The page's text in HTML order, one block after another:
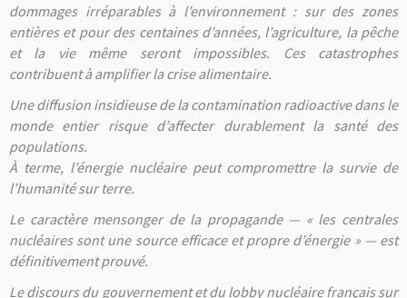
dommages irréparables à l’environnement : sur des zones
entières et pour des centaines d’années, l’agriculture, la pêche
et la vie même seront impossibles. Ces catastrophes
contribuent à amplifier la crise alimentaire.
Une diffusion insidieuse de la contamination radioactive dans le
monde entier risque d’affecter durablement la santé des
populations.
À terme, l’énergie nucléaire peut compromettre la survie de
l’humanité sur terre.
Le caractère mensonger de la propagande — « les centrales
nucléaires sont une source efficace et propre d’énergie » — est
définitivement prouvé.
Le discours du gouvernement et du lobby nucléaire français sur